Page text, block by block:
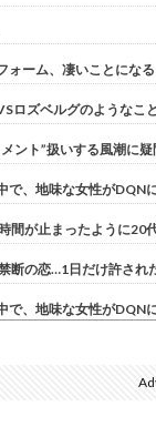
ォーム、凄いことにな
ロズベルグのようなこ
ント”扱いする風潮に疑
で、地味な女性がDQN
間が止まったように20
断の恋…1日だけ許され
で、地味な女性がDQN